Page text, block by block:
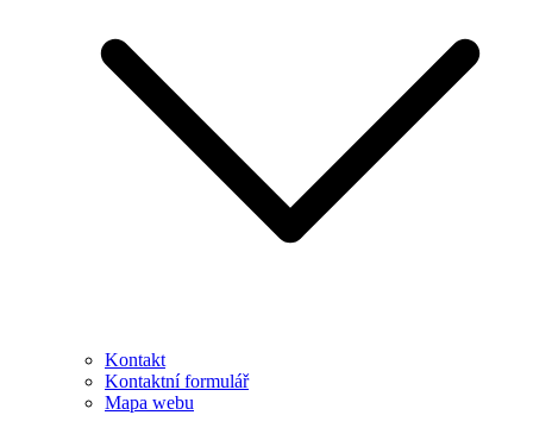
Kontakt
Kontaktní formulář
Mapa webu